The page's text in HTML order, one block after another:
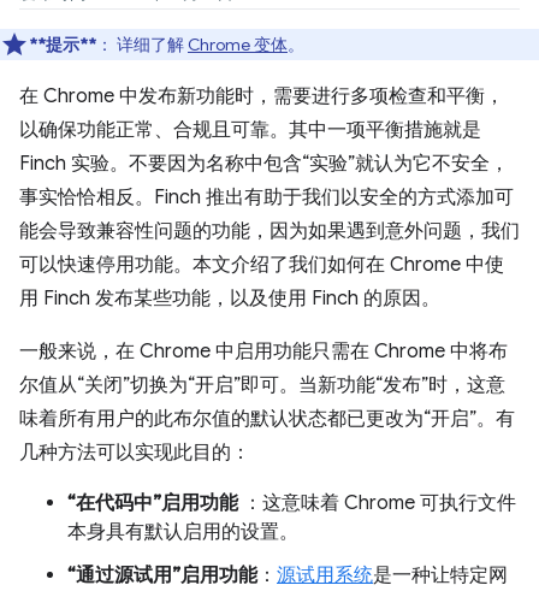
**提示** ： 详细了解 Chrome 变体。
在 Chrome 中发布新功能时，需要进行多项检查和平衡，
以确保功能正常、合规且可靠。其中一项平衡措施就是
Finch 实验。不要因为名称中包含“实验”就认为它不安全，
事实恰恰相反。Finch 推出有助于我们以安全的方式添加可
能会导致兼容性问题的功能，因为如果遇到意外问题，我们
可以快速停用功能。本文介绍了我们如何在 Chrome 中使
用 Finch 发布某些功能，以及使用 Finch 的原因。
一般来说，在 Chrome 中启用功能只需在 Chrome 中将布
尔值从“关闭”切换为“开启”即可。当新功能“发布”时，这意
味着所有用户的此布尔值的默认状态都已更改为“开启”。有
几种方法可以实现此目的：
“在代码中”启用功能：这意味着 Chrome 可执行文件
本身具有默认启用的设置。
“通过源试用”启用功能： 源试用系统是一种让特定网